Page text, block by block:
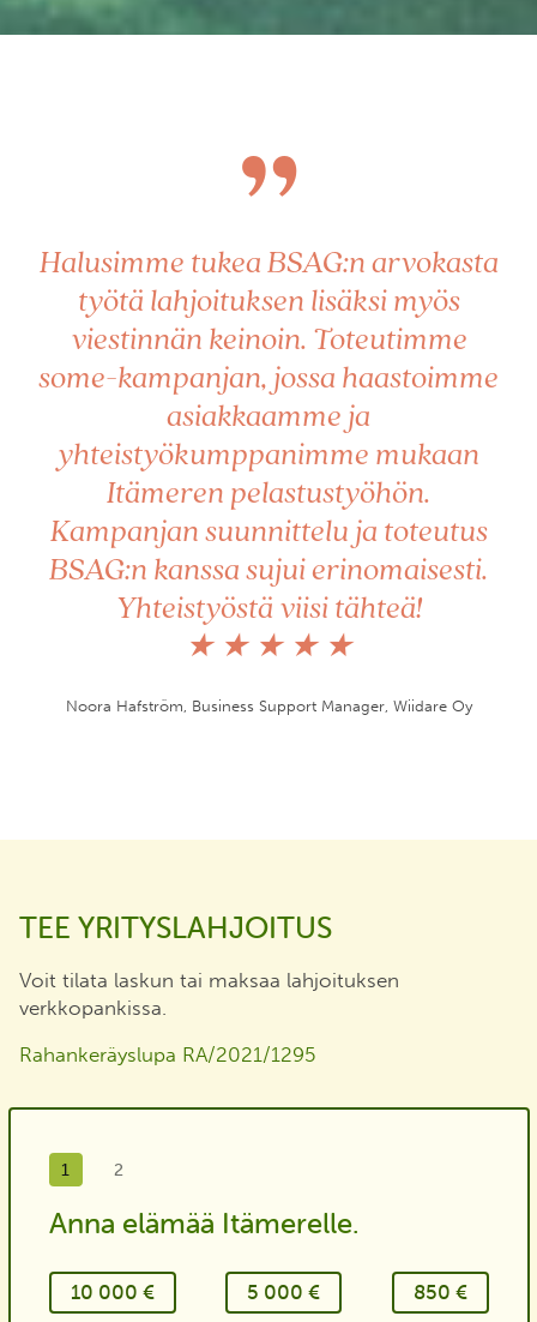
”
Halusimme tukea BSAG:n arvokasta
työtä lahjoituksen lisäksi myös
viestinnän keinoin. Toteutimme
some-kampanjan, jossa haastoimme
asiakkaamme ja
yhteistyökumppanimme mukaan
Itämeren pelastustyöhön.
Kampanjan suunnittelu ja toteutus
BSAG:n kanssa sujui erinomaisesti.
Yhteistyöstä viisi tähteä!
★ ★ ★ ★ ★
Noora Hafström, Business Support Manager, Wiidare Oy
TEE YRITYSLAHJOITUS
Voit tilata laskun tai maksaa lahjoituksen
verkkopankissa.
Rahankeräyslupa RA/2021/1295
1 2
Anna elämää Itämerelle.
Summa *
10 000 € 5 000 € 850 €